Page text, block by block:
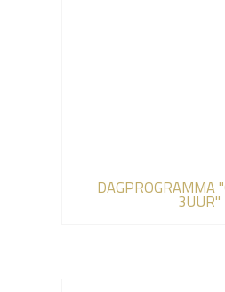
DAGPROGRAMMA
3UUR"